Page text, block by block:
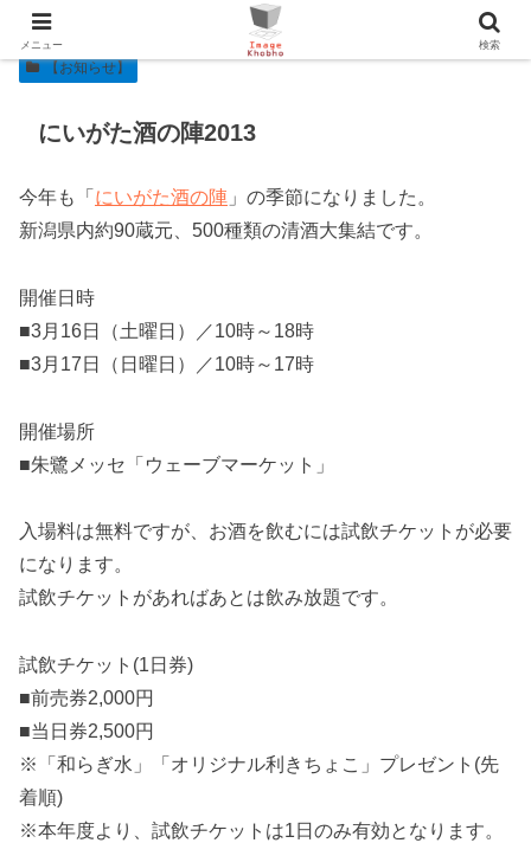
【お知らせ】
にいがた酒の陣2013
今年も「 にいがた酒の陣 」の季節になりました。
新潟県内約90蔵元、500種類の清酒大集結です。
開催日時
■3月16日（土曜日）／10時～18時
■3月17日（日曜日）／10時～17時
開催場所
■朱鷺メッセ「ウェーブマーケット」
入場料は無料ですが、お酒を飲むには試飲チケットが必要
になります。
試飲チケットがあればあとは飲み放題です。
試飲チケット(1日券)
■前売券2,000円
■当日券2,500円
※「和らぎ水」「オリジナル利きちょこ」プレゼント(先
着順)
※本年度より、試飲チケットは1日のみ有効となります。
メニュー 検索